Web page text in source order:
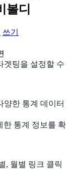
볼디
쓰기
겟팅을 설정할 수
양한 통계 데이터
한 통계 정보를 확
, 월별 링크 클릭